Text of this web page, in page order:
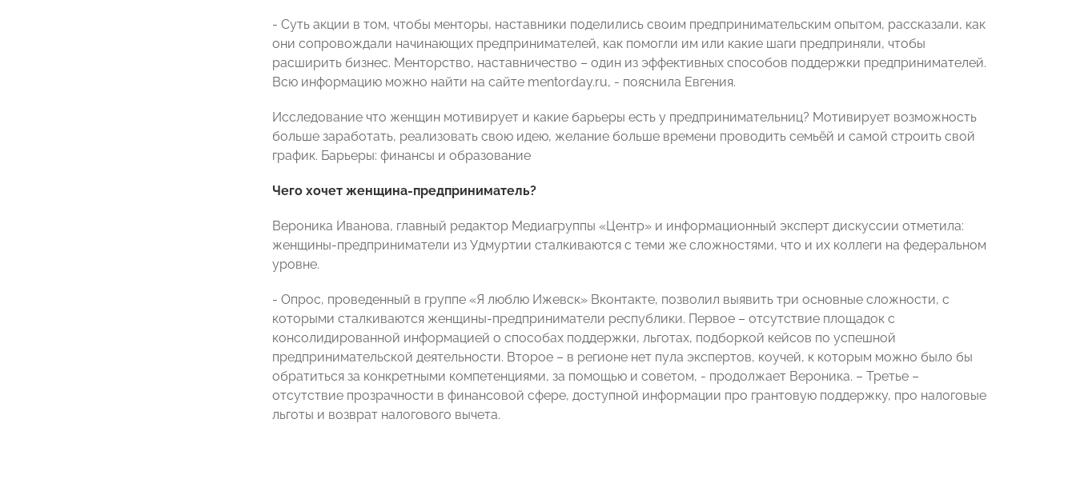
- Суть акции в том, чтобы менторы, наставники поделились своим предпринимательским опытом, рассказали, как
они сопровождали начинающих предпринимателей, как помогли им или какие шаги предприняли, чтобы
расширить бизнес. Менторство, наставничество – один из эффективных способов поддержки предпринимателей.
Всю информацию можно найти на сайте mentorday.ru, - пояснила Евгения.
Исследование что женщин мотивирует и какие барьеры есть у предпринимательниц? Мотивирует возможность
больше заработать, реализовать свою идею, желание больше времени проводить семьёй и самой строить свой
график. Барьеры: финансы и образование
Чего хочет женщина-предприниматель?
Вероника Иванова, главный редактор Медиагруппы «Центр» и информационный эксперт дискуссии отметила:
женщины-предприниматели из Удмуртии сталкиваются с теми же сложностями, что и их коллеги на федеральном
уровне.
- Опрос, проведенный в группе «Я люблю Ижевск» Вконтакте, позволил выявить три основные сложности, с
которыми сталкиваются женщины-предприниматели республики. Первое – отсутствие площадок с
консолидированной информацией о способах поддержки, льготах, подборкой кейсов по успешной
предпринимательской деятельности. Второе – в регионе нет пула экспертов, коучей, к которым можно было бы
обратиться за конкретными компетенциями, за помощью и советом, - продолжает Вероника. – Третье –
отсутствие прозрачности в финансовой сфере, доступной информации про грантовую поддержку, про налоговые
льготы и возврат налогового вычета.